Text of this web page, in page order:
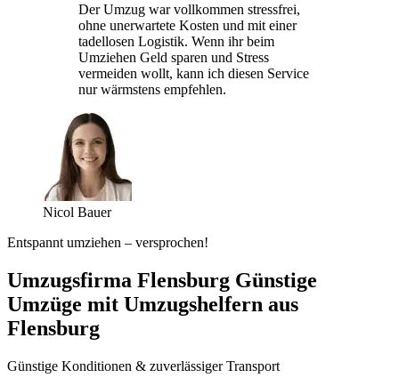
Der Umzug war vollkommen stressfrei,
ohne unerwartete Kosten und mit einer
tadellosen Logistik. Wenn ihr beim
Umziehen Geld sparen und Stress
vermeiden wollt, kann ich diesen Service
nur wärmstens empfehlen.
Nicol Bauer
Entspannt umziehen – versprochen!
Umzugsfirma Flensburg Günstige
Umzüge mit Umzugshelfern aus
Flensburg
Günstige Konditionen & zuverlässiger Transport